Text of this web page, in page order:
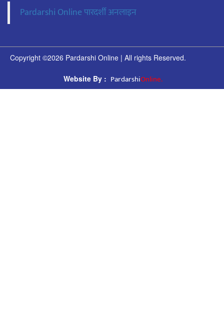
Pardarshi Online पारदर्शी अनलाइन
Copyright ©2026 Pardarshi Online | All rights Reserved.
Website By : PardarshiOnline.